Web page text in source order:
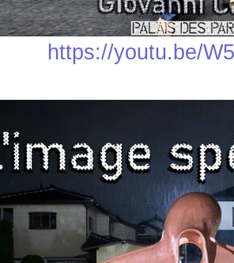
https://youtu.be/